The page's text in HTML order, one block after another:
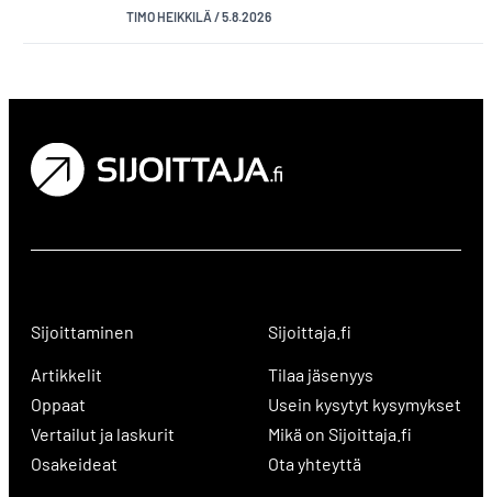
TIMO HEIKKILÄ /5.8.2026
Sijoittaminen
Artikkelit
Oppaat
Vertailut ja laskurit
Osakeideat
Sijoittaja.fi
Tilaa jäsenyys
Usein kysytyt kysymykset
Mikä on Sijoittaja.fi
Ota yhteyttä